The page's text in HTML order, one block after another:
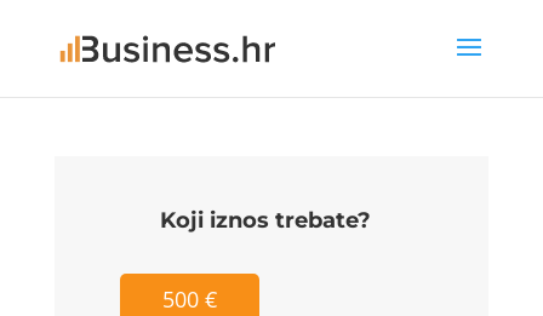
Koji iznos trebate?
500 €